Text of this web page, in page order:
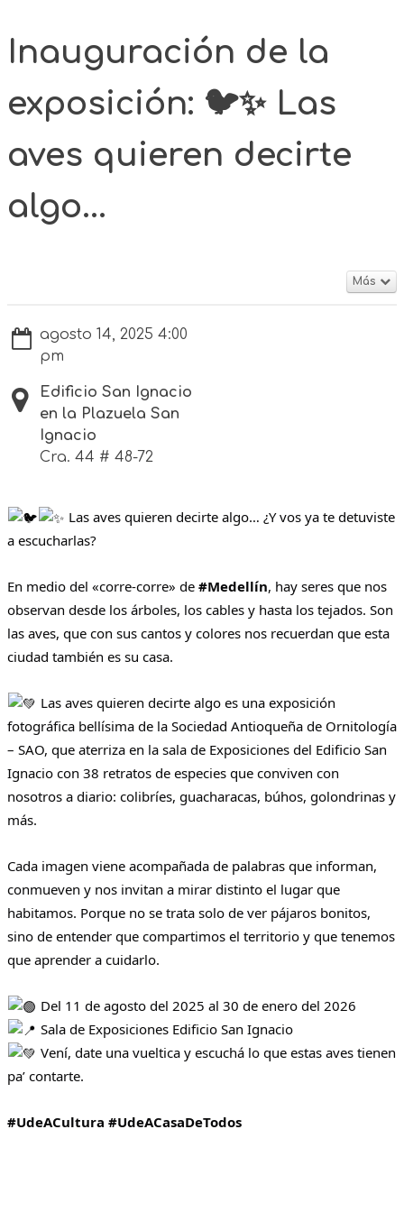
Inauguración de la
exposición: 🐦✨ Las
aves quieren decirte
algo...
Más
agosto 14, 2025 4:00
pm
Edificio San Ignacio
en la Plazuela San
Ignacio
Cra. 44 # 48-72
Las aves quieren decirte algo… ¿Y vos ya te detuviste
a escucharlas?
En medio del «corre-corre» de #Medellín, hay seres que nos
observan desde los árboles, los cables y hasta los tejados. Son
las aves, que con sus cantos y colores nos recuerdan que esta
ciudad también es su casa.
Las aves quieren decirte algo es una exposición
fotográfica bellísima de la Sociedad Antioqueña de Ornitología
– SAO, que aterriza en la sala de Exposiciones del Edificio San
Ignacio con 38 retratos de especies que conviven con
nosotros a diario: colibríes, guacharacas, búhos, golondrinas y
más.
Cada imagen viene acompañada de palabras que informan,
conmueven y nos invitan a mirar distinto el lugar que
habitamos. Porque no se trata solo de ver pájaros bonitos,
sino de entender que compartimos el territorio y que tenemos
que aprender a cuidarlo.
Del 11 de agosto del 2025 al 30 de enero del 2026
Sala de Exposiciones Edificio San Ignacio
Vení, date una vueltica y escuchá lo que estas aves tienen
pa’ contarte.
#UdeACultura #UdeACasaDeTodos